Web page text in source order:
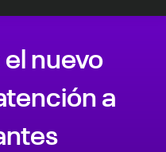
nuevo
a